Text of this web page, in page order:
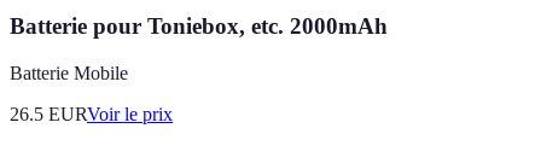
Batterie pour Toniebox, etc. 2000mAh
Batterie Mobile
26.5 EURVoir le prix